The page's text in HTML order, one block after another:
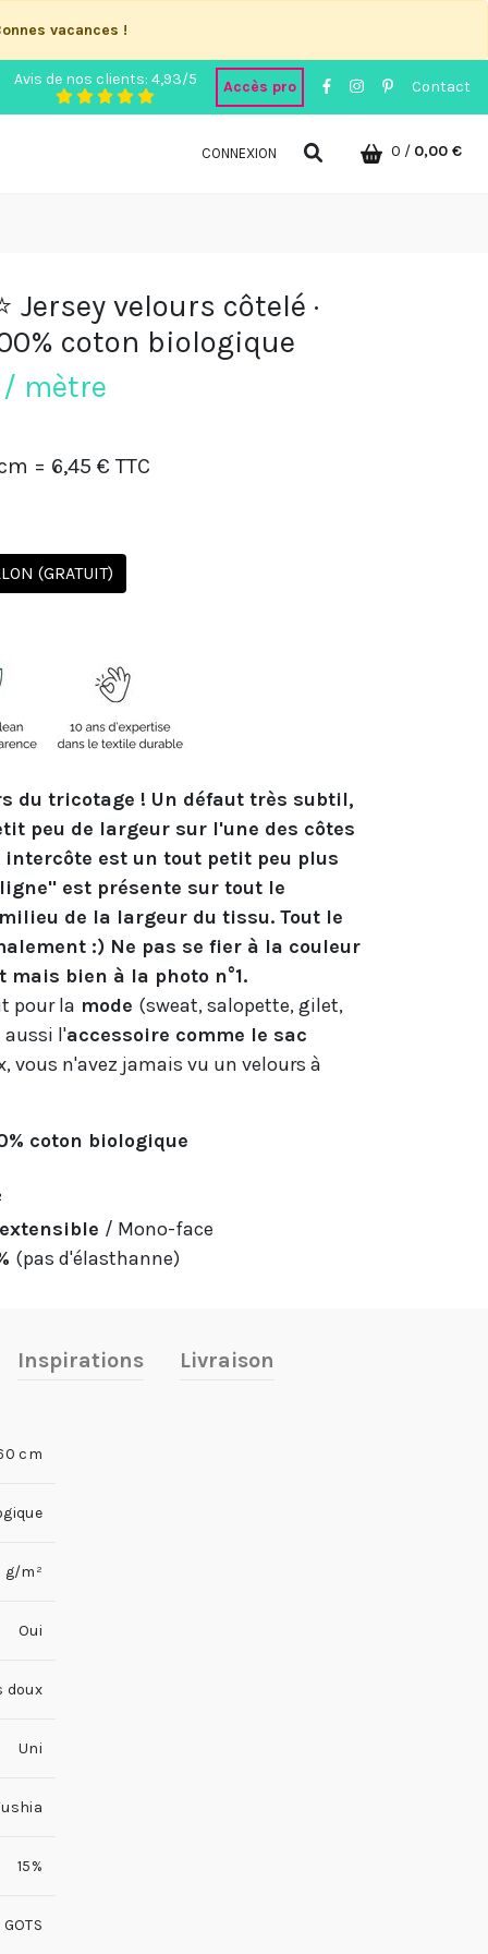
vacances !
Avis de nos clients: 4,93/5 Accès pro Contact
CONNEXION 0 / 0,00 €
Jersey velours côtelé ·
coton biologique
mètre
= 6,45 € TTC
(GRATUIT)
du tricotage ! Un défaut très subtil,
peu de largeur sur l'une des côtes
intercôte est un tout petit peu plus
est présente sur tout le
de la largeur du tissu. Tout le
:) Ne pas se fier à la couleur
mais bien à la photo n°1.
pour la mode (sweat, salopette, gilet,
aussi l'accessoire comme le sac
vous n'avez jamais vu un velours à
coton biologique
extensible / Mono-face
(pas d'élasthanne)
Inspirations Livraison
cm
g/m²
Oui
doux
Uni
15%
GOTS